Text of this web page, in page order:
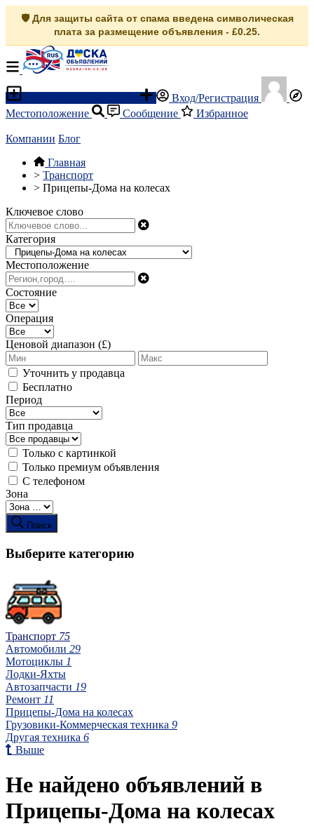
🛡️ Для защиты сайта от спама введена символическая
плата за размещение объявления - £0.25.
Вход/Регистрация
Местоположение
Сообщение Избранное
Компании Блог
Главная
> Транспорт
> Прицепы-Дома на колесах
Ключевое слово
Категория
Местоположение
Состояние
Операция
Ценовой диапазон (£)
Уточнить у продавца
Бесплатно
Период
Тип продавца
Только с картинкой
Только премиум объявления
С телефоном
Зона
Поиск
Выберите категорию
Транспорт 75
Автомобили 29
Мотоциклы 1
Лодки-Яхты
Автозапчасти 19
Ремонт 11
Прицепы-Дома на колесах
Грузовики-Коммерческая техника 9
Другая техника 6
Выше
Не найдено объявлений в
Прицепы-Дома на колесах